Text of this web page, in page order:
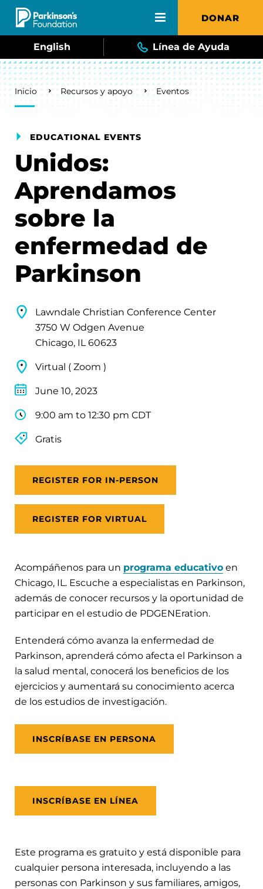
Skip to main content DONAR
English Línea de Ayuda
Breadcrumb
Inicio Recursos y apoyo Eventos
EDUCATIONAL EVENTS
Unidos:
Aprendamos
sobre la
enfermedad de
Parkinson
Lawndale Christian Conference Center
3750 W Odgen Avenue
Chicago, IL 60623
Virtual ( Zoom )
June 10, 2023
9:00 am to 12:30 pm CDT
Gratis
REGISTER FOR IN-PERSON
REGISTER FOR VIRTUAL
Acompáñenos para un programa educativo en
Chicago, IL. Escuche a especialistas en Parkinson,
además de conocer recursos y la oportunidad de
participar en el estudio de PDGENEration.
Entenderá cómo avanza la enfermedad de
Parkinson, aprenderá cómo afecta el Parkinson a
la salud mental, conocerá los beneficios de los
ejercicios y aumentará su conocimiento acerca
de los estudios de investigación.
INSCRÍBASE EN PERSONA
INSCRÍBASE EN LÍNEA
Este programa es gratuito y está disponible para
cualquier persona interesada, incluyendo a las
personas con Parkinson y sus familiares, amigos,